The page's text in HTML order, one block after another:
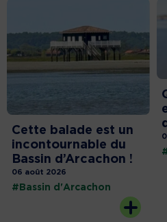
Cette balade est un
incontournable du
Bassin d’Arcachon !
06 août 2026
#Bassin d'Arcachon